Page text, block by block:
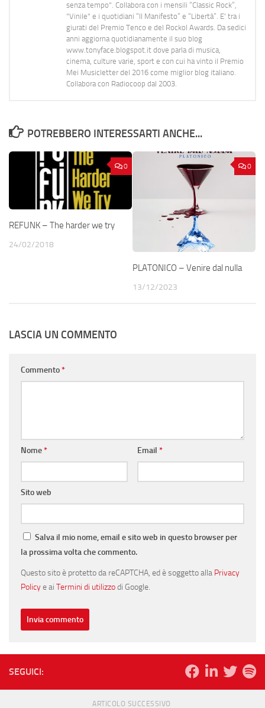
senza tempo". Collabora con i mensili “Classic Rock”,
"Vinile" e i quotidiani “Il Manifesto” e “Libertà”. E' tra i
giurati del Premio Tenco e del Rockol Awards. Da sedici
anni aggiorna quotidianamente il suo blog
www.tonyface.blogspot.it dove parla di musica,
cinema, culture varie, sport e con cui ha vinto il Premio
Mei Musicletter del 2016 come miglior blog italiano.
Collabora con Radiocoop dal 2003.
POTREBBERO INTERESSARTI ANCHE...
0
REFUNK – The harder we try
24/02/2018
0
PLATONICO – Venire dal nulla
13/12/2023
LASCIA UN COMMENTO
Commento*
Nome* Email *
Sito web
Salva il mio nome, email e sito web in questo browser per
la prossima volta che commento.
Questo sito è protetto da reCAPTCHA, ed è soggetto alla Privacy
Policye ai Termini di utilizzodi Google.
SEGUICI:
ARTICOLO SUCCESSIVO